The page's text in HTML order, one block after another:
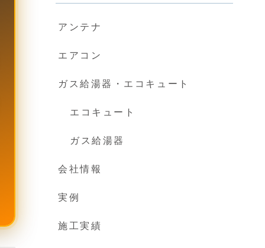
アンテナ
エアコン
ガス給湯器・エコキュート
エコキュート
ガス給湯器
会社情報
実例
施工実績